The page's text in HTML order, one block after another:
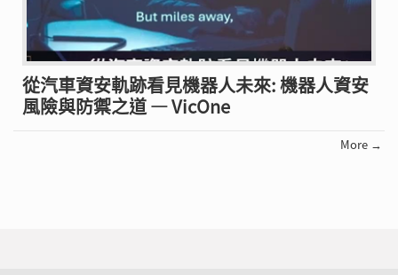
從汽車資安軌跡看見機器人未來: 機器人資安
風險與防禦之道 — VicOne
More →